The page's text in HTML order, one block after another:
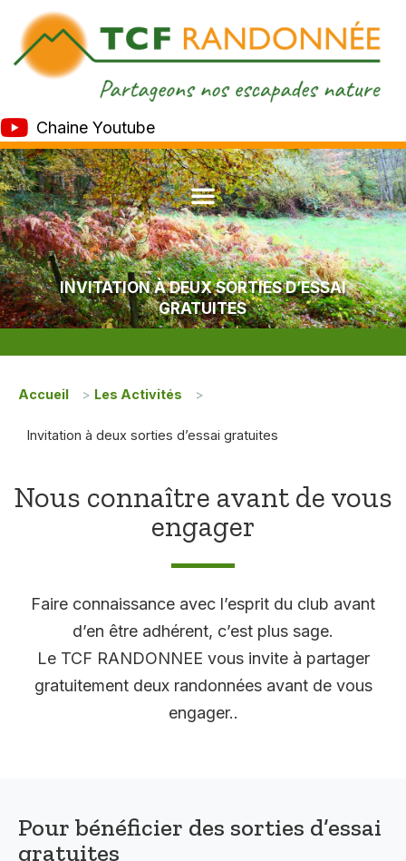
Chaine Youtube
INVITATION À DEUX SORTIES D’ESSAI
GRATUITES
Accueil > Les Activités >
Invitation à deux sorties d’essai gratuites
Nous connaître avant de vous
engager
Faire connaissance avec l’esprit du club avant
d’en être adhérent, c’est plus sage.
Le TCF RANDONNEE vous invite à partager
gratuitement deux randonnées avant de vous
engager..
Pour bénéficier des sorties d’essai
gratuites